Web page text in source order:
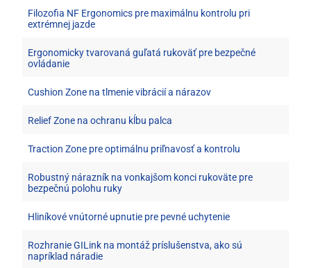
Filozofia NF Ergonomics pre maximálnu kontrolu pri
extrémnej jazde
Ergonomicky tvarovaná guľatá rukoväť pre bezpečné
ovládanie
Cushion Zone na tlmenie vibrácií a nárazov
Relief Zone na ochranu kĺbu palca
Traction Zone pre optimálnu priľnavosť a kontrolu
Robustný nárazník na vonkajšom konci rukoväte pre
bezpečnú polohu ruky
Hliníkové vnútorné upnutie pre pevné uchytenie
Rozhranie GILink na montáž príslušenstva, ako sú
napríklad náradie